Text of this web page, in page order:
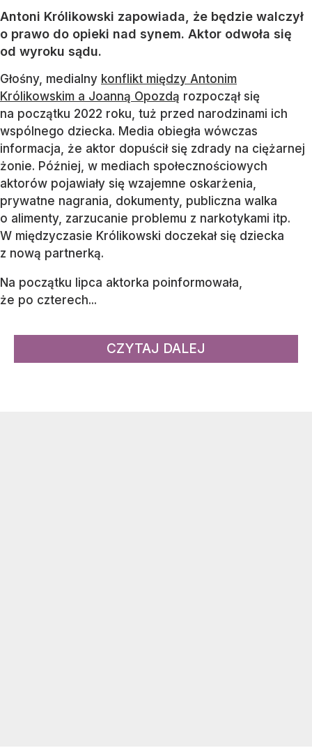
Antoni Królikowski zapowiada, że będzie walczył
o prawo do opieki nad synem. Aktor odwoła się
od wyroku sądu.
Głośny, medialny konflikt między Antonim
Królikowskim a Joanną Opozdą rozpoczął się
na początku 2022 roku, tuż przed narodzinami ich
wspólnego dziecka. Media obiegła wówczas
informacja, że aktor dopuścił się zdrady na ciężarnej
żonie. Później, w mediach społecznościowych
aktorów pojawiały się wzajemne oskarżenia,
prywatne nagrania, dokumenty, publiczna walka
o alimenty, zarzucanie problemu z narkotykami itp.
W międzyczasie Królikowski doczekał się dziecka
z nową partnerką.
Na początku lipca aktorka poinformowała,
że po czterech...
CZYTAJ DALEJ